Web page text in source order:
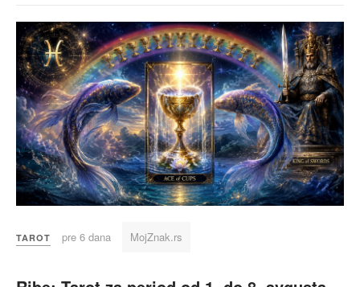
TAROT pre 6 dana MojZnak.rs